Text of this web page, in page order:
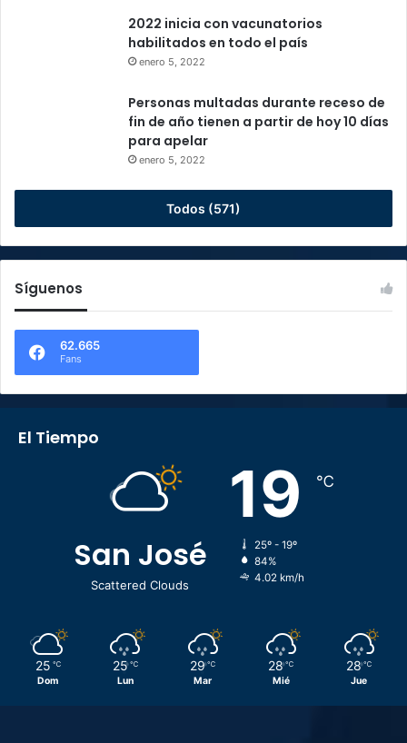
2022 inicia con vacunatorios
habilitados en todo el país
enero 5, 2022
Personas multadas durante receso de
fin de año tienen a partir de hoy 10 días
para apelar
enero 5, 2022
Todos (571)
Síguenos
62.665
Fans
El Tiempo
San José
Scattered Clouds
19 ℃
25º - 19º
84%
4.02 km/h
25 ℃
Dom
25 ℃
Lun
29 ℃
Mar
28 ℃
Mié
28 ℃
Jue